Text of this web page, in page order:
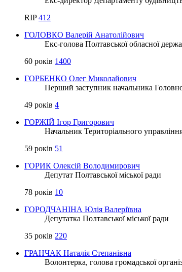
RIP 412
ГОЛОВКО Валерій Анатолійович
Екс-голова Полтавської обласної
60 років 1400
ГОРБЕНКО Олег Миколайович
Перший заступник начальника
49 років 4
ГОРЖІЙ Ігор Григорович
Начальник Територіального
59 років 51
ГОРИК Олексій Володимирович
Депутат Полтавської міської ради
78 років 10
ГОРОДЧАНІНА Юлія Валеріївна
Депутатка Полтавської міської ради
35 років 220
ГРАНЧАК Наталія Степанівна
Волонтерка, голова громадської